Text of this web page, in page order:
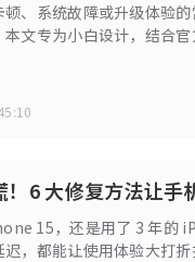
、系统故障或升级体验
文专为小白设计，结合
！6 大修复方法让手
15，还是用了 3 年的
，都能让使用体验大打